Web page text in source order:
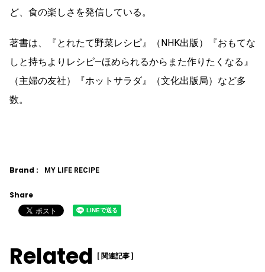
ど、食の楽しさを発信している。
著書は、『とれたて野菜レシピ』（NHK出版）『おもてな
しと持ちよりレシピ―ほめられるからまた作りたくなる』
（主婦の友社）『ホットサラダ』（文化出版局）など多
数。
Brand : MY LIFE RECIPE
Share
Related [ 関連記事 ]